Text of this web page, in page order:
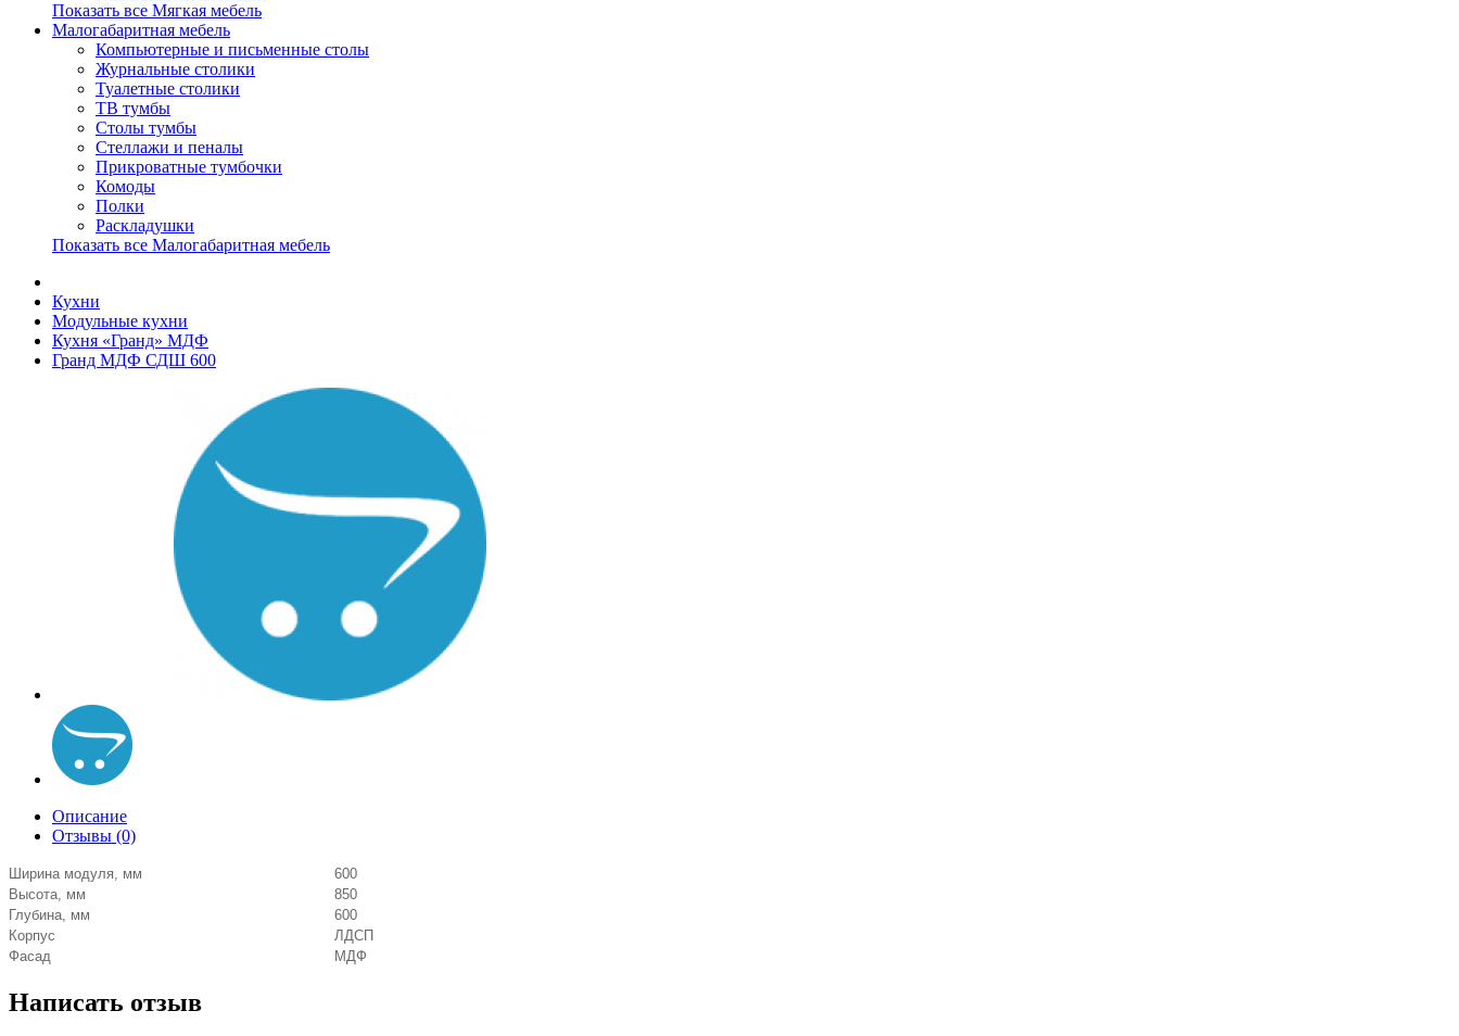
Показать все Мягкая мебель
Малогабаритная мебель
Компьютерные и письменные столы
Журнальные столики
Туалетные столики
ТВ тумбы
Столы тумбы
Стеллажи и пеналы
Прикроватные тумбочки
Комоды
Полки
Раскладушки
Показать все Малогабаритная мебель
Кухни
Модульные кухни
Кухня «Гранд» МДФ
Гранд МДФ СДШ 600
Описание
Отзывы (0)
Ширина модуля, мм
600
Высота, мм
850
Глубина, мм
600
Корпус
ЛДСП
Фасад
МДФ
Написать отзыв